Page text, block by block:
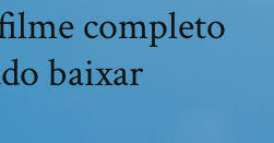
completo
baixar